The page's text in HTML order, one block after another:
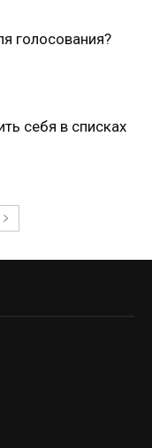
голосования?
себя в списках